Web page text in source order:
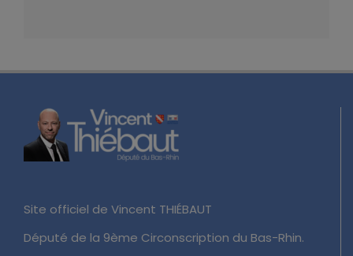
Site officiel de Vincent THIÉBAUT
Député de la 9ème Circonscription du Bas-Rhin.